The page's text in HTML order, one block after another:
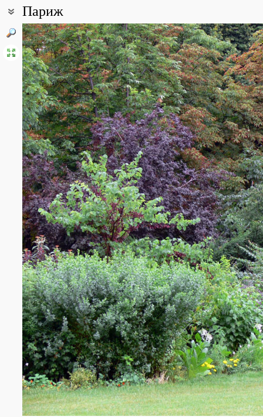
Париж
Координаты:
48° 52′ 04.53″ с.ш., 2° 18′ 58.44″ в.д. (смотреть на картахGoogle,
Все фотографии(13) Фото растений и лишайников(14)